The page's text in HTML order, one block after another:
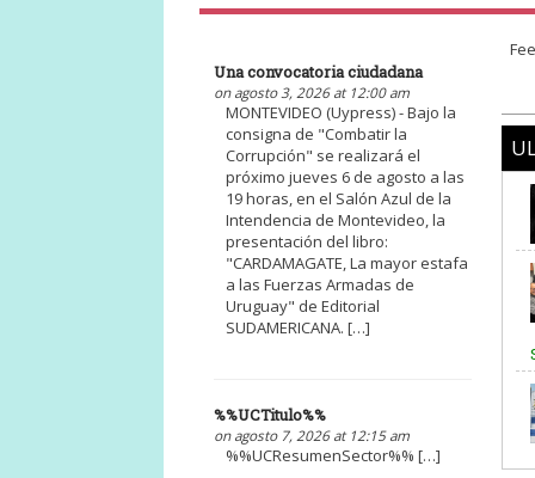
Una convocatoria ciudadana
on agosto 3, 2026 at 12:00 am
MONTEVIDEO (Uypress) - Bajo la
consigna de "Combatir la
Corrupción" se realizará el
próximo jueves 6 de agosto a las
19 horas, en el Salón Azul de la
Intendencia de Montevideo, la
presentación del libro:
"CARDAMAGATE, La mayor estafa
a las Fuerzas Armadas de
Uruguay" de Editorial
SUDAMERICANA. […]
%%UCTitulo%%
on agosto 7, 2026 at 12:15 am
%%UCResumenSector%% […]